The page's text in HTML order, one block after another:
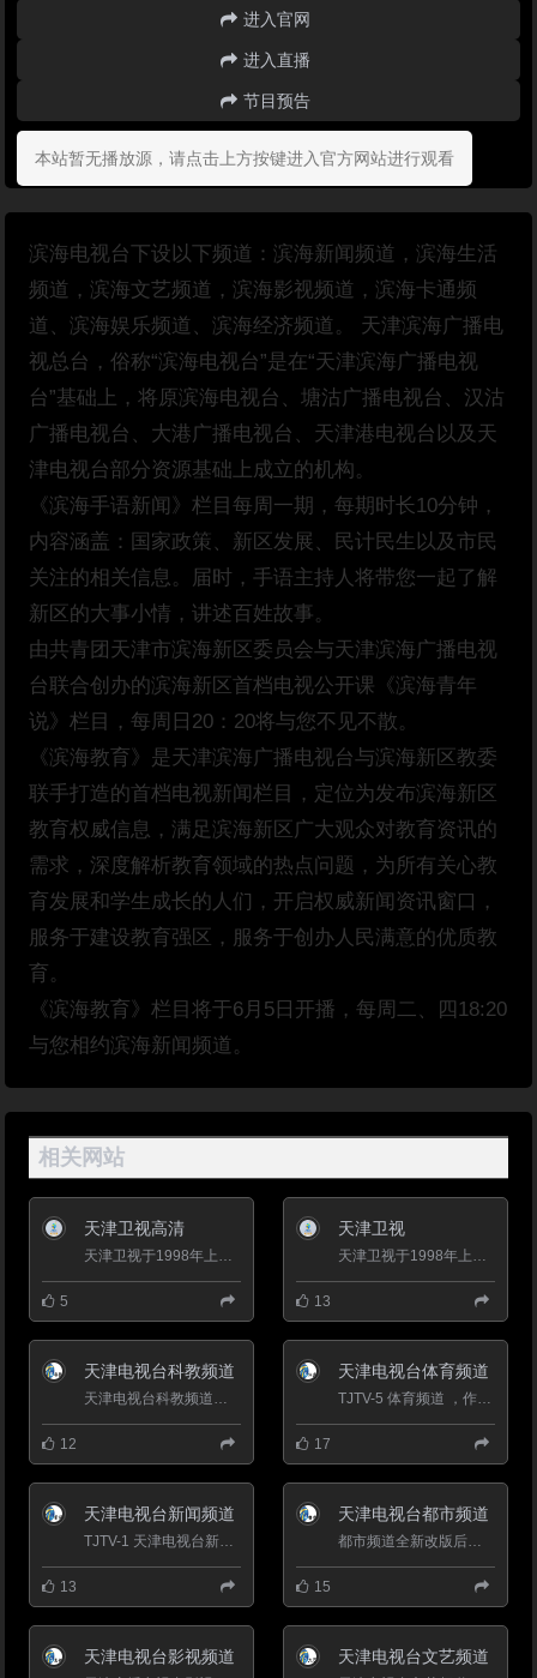
进入官网
进入直播
节目预告
本站暂无播放源，请点击上方按键进入官方网站进行观看
滨海电视台下设以下频道：滨海新闻频道，滨海生活
频道，滨海文艺频道，滨海影视频道，滨海卡通频
道、滨海娱乐频道、滨海经济频道。 天津滨海广播电
视总台，俗称“滨海电视台”是在“天津滨海广播电视
台”基础上，将原滨海电视台、塘沽广播电视台、汉沽
广播电视台、大港广播电视台、天津港电视台以及天
津电视台部分资源基础上成立的机构。
《滨海手语新闻》栏目每周一期，每期时长10分钟，
内容涵盖：国家政策、新区发展、民计民生以及市民
关注的相关信息。届时，手语主持人将带您一起了解
新区的大事小情，讲述百姓故事。
由共青团天津市滨海新区委员会与天津滨海广播电视
台联合创办的滨海新区首档电视公开课《滨海青年
说》栏目，每周日20：20将与您不见不散。
《滨海教育》是天津滨海广播电视台与滨海新区教委
联手打造的首档电视新闻栏目，定位为发布滨海新区
教育权威信息，满足滨海新区广大观众对教育资讯的
需求，深度解析教育领域的热点问题，为所有关心教
育发展和学生成长的人们，开启权威新闻资讯窗口，
服务于建设教育强区，服务于创办人民满意的优质教
育。
《滨海教育》栏目将于6月5日开播，每周二、四18:20
与您相约滨海新闻频道。
相关网站
天津卫视高清
5
天津卫视
13
天津电视台科教频道
12
天津电视台体育频道
TJTV-5 体育频道 ，作为天津电视台的第一个专业频道&mdash;&mdash;天津电视台体育频道，以全新的面貌呈现在观众...
17
天津电视台新闻频道
13
天津电视台都市频道
都市频道全新改版后，节目分为生活服务、情感生活、都市剧场和综艺娱乐四大类。频道将&ldquo;现代都市、时尚...
15
天津电视台影视频道 天津电视台文艺频道